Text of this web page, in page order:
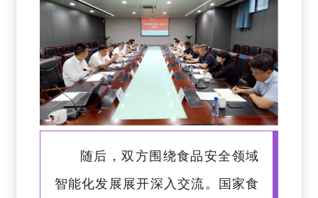
随后，双方围绕食品安全领域
智能化发展展开深入交流。国家食